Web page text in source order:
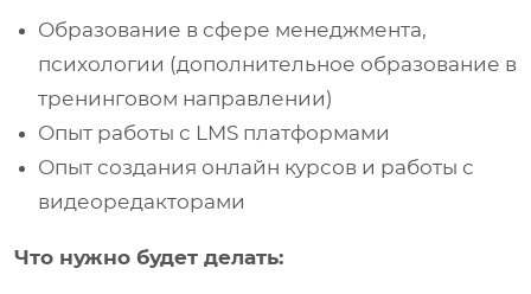
Образование в сфере менеджмента,
психологии (дополнительное образование в
тренинговом направлении)
Опыт работы с LMS платформами
Опыт создания онлайн курсов и работы с
видеоредакторами
Что нужно будет делать: